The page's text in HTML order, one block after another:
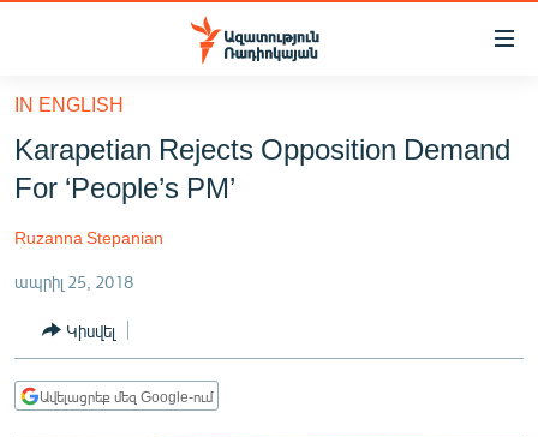
Մատչելիության
հիմնական
բովանդակությանը
Անցնել
հիմնական
մենյուին
ՀԱՅԱՍՏԱՆ
ՔԱՂԱՔԱԿԱՆ
ԸՆՏՐՈՒԹՅՈՒՆՆԵՐ 2026
ԻՐԱՎՈՒՆՔ
ՀԱՍԱՐԱԿՈՒԹՅՈՒՆ
ՏՆՏԵՍՈՒԹՅՈՒՆ
IN ENGLISH
Karapetian Rejects Opposition Demand
For ‘People’s PM’
Ruzanna Stepanian
ապրիլ 25, 2018
Կիսվել
Ավելացրեք մեզ Google-ում